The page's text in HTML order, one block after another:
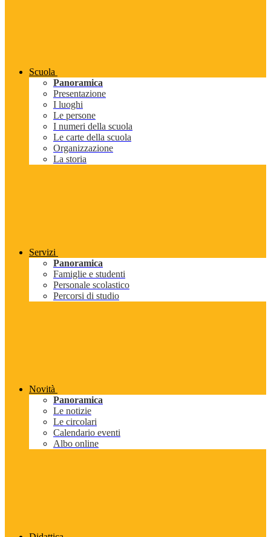
Scuola
Panoramica
Presentazione
I luoghi
Le persone
I numeri della scuola
Le carte della scuola
Organizzazione
La storia
Servizi
Panoramica
Famiglie e studenti
Personale scolastico
Percorsi di studio
Novità
Panoramica
Le notizie
Le circolari
Calendario eventi
Albo online